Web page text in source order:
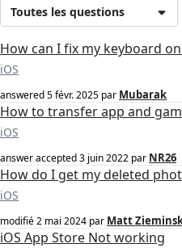
Toutes les questions
How can I fix my keyboard
iOS
answered5 févr. 2025 par Mubarak
How to transfer app and
iOS
answer accepted3 juin 2022 par NR26
How do I get my deleted
iOS
modifié2 mai 2024 par Matt
iOS App Store Not working